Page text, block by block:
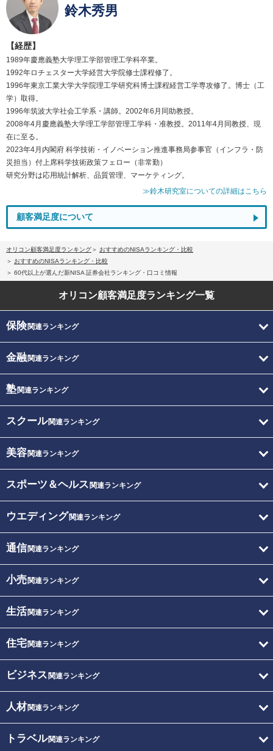
鈴木秀男
【経歴】
1989年慶應義塾大学理工学部管理工学科卒業。
1992年ロチェスター大学経営大学院修士課程修了。
1996年東京工業大学大学院理工学研究科博士課程経営工学専攻修了。博士（工
学）取得。
1996年筑波大学社会工学系・講師。2002年6月同助教授。
2008年4月慶應義塾大学理工学部管理工学科・准教授。2011年4月同教授、現
在に至る。
2023年4月内閣府 科学技術・イノベーション推進事務局参事官（インフラ・防
災担当）付上席科学技術政策フェロー（非常勤）
研究分野は応用統計解析、品質管理、マーケティング。
≫鈴木研究室についての詳細はこちら
顧客満足度について
オリコン顧客満足度ランキング
おすすめのNISAランキング・比較
おすすめのNISAランキング・比較
60代以上が選んだ新NISA 証券会社ランキング・口コミ情報
オリコン顧客満足度ランキング一覧
保険関連ランキング
金融関連ランキング
塾関連ランキング
スクール関連ランキング
美容関連ランキング
スポーツ＆ヘルス 関連ランキング
ウエディング関連ランキング
通信関連ランキング
小売関連ランキング
生活関連ランキング
住宅関連ランキング
ビジネス 関連ランキング
人材関連ランキング
トラベル関連ランキング